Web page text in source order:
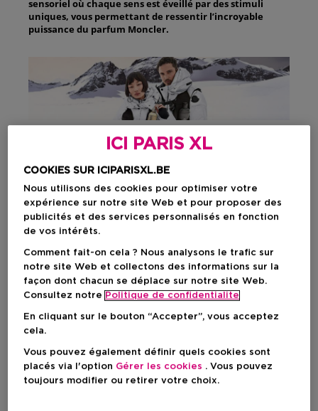
sensoriel où chaque sens est éveillé par des stimuli
uniques, vous permettant de ressentir l’incroyable
puissance du parfum Moncler.
Bien plus qu’un simple
parfum Moncler…
Le petit village de Monestier-de-Clermont, près de Grenoble,
est le berceau des racines de Moncler. Depuis
produit naît dans le siège actuel en Italie. Au fil des années, la
marque a combiné l’
innovation stylistique et la
recherche
technologique , assistée par des experts des activités de
haute montagne. Ces derniers ont contribué à la création de
vêtements conçus pour répondre aux exigences extrêmes de
la nature et de la vie urbaine. Retrouvez Moncler partout dans
le monde dans ses boutiques, e-boutiques, ainsi que dans
une sélection de magasins, de grands magasins et de sites de
vente en ligne.
Révélez votre côté
ICI PARIS XL
COOKIES SUR ICIPARISXL.BE
Nous utilisons des cookies pour optimiser votre
expérience sur notre site Web et pour proposer des
publicités et des services personnalisés en fonction
de vos intérêts.
Comment fait-on cela ? Nous analysons le trafic sur
notre site Web et collectons des informations sur la
façon dont chacun se déplace sur notre site Web.
Consultez notre Politique de confidentialite
En cliquant sur le bouton “Accepter”, vous acceptez
cela.
Vous pouvez également définir quels cookies sont
placés via l'option Gérer les cookies . Vous pouvez
toujours modifier ou retirer votre choix.